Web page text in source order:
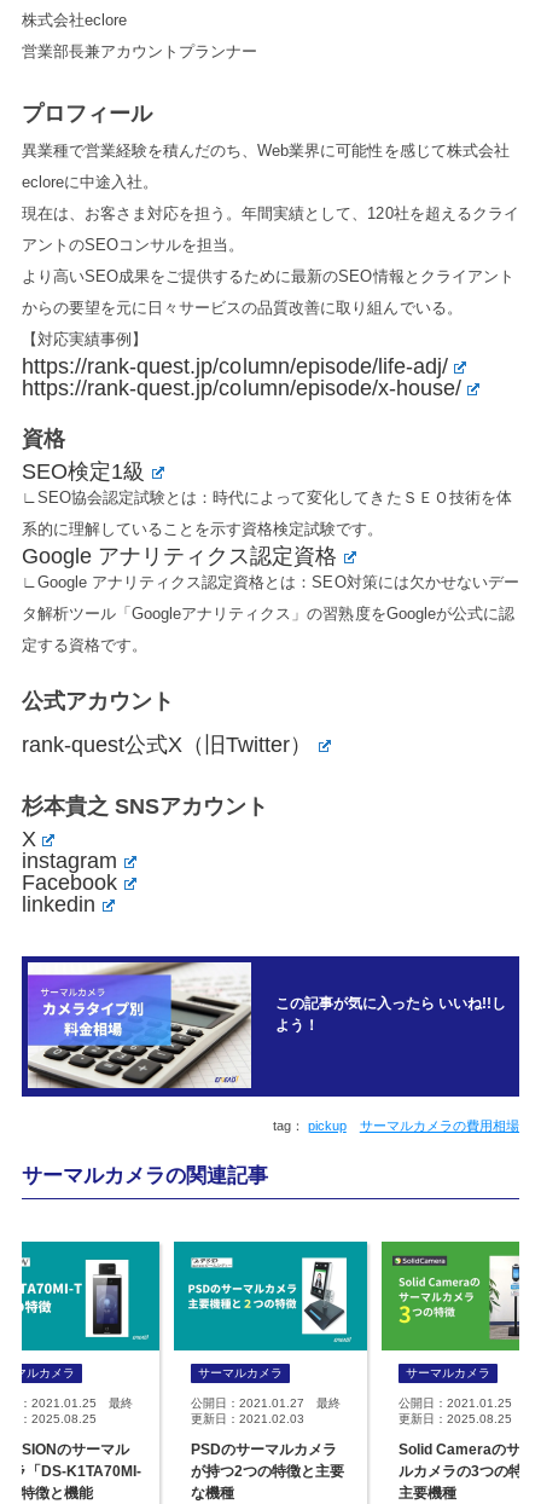
株式会社eclore
営業部長兼アカウントプランナー
プロフィール
異業種で営業経験を積んだのち、Web業界に可能性を感じて株式会社
ecloreに中途入社。
現在は、お客さま対応を担う。年間実績として、120社を超えるクライ
アントのSEOコンサルを担当。
より高いSEO成果をご提供するために最新のSEO情報とクライアント
からの要望を元に日々サービスの品質改善に取り組んでいる。
【対応実績事例】
https://rank-quest.jp/column/episode/life-adj/
https://rank-quest.jp/column/episode/x-house/
資格
SEO検定1級
∟SEO協会認定試験とは：時代によって変化してきたＳＥＯ技術を体
系的に理解していることを示す資格検定試験です。
Google アナリティクス認定資格
∟Google アナリティクス認定資格とは：SEO対策には欠かせないデー
タ解析ツール「Googleアナリティクス」の習熟度をGoogleが公式に認
定する資格です。
公式アカウント
rank-quest公式X（旧Twitter）
杉本貴之 SNSアカウント
X
instagram
Facebook
linkedin
この記事が気に入ったら いいね!!し
よう！
pickup サーマルカメラの費用相場
サーマルカメラの関連記事
ーマルカメラ
日：2021.01.25 最終
日：2025.08.25
のサーマル
ラ「DS-K1TA70MI-
の特徴と機能
サーマルカメラ
公開日：2021.01.27 最終
更新日：2021.02.03
PSDのサーマルカメラ
が持つ2つの特徴と主要
な機種
サーマルカメラ
公開日：2021.01.25 最
更新日：2025.08.25
Solid Cameraのサー
ルカメラの3つの特徴
主要機種